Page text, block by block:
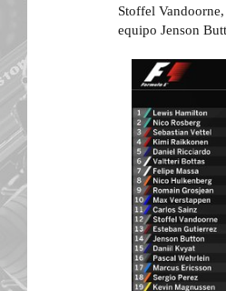
Stoffel
equipo Jenson